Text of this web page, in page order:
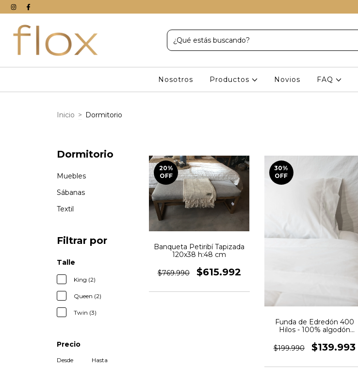
Nosotros Productos Novios FAQ
Inicio > Dormitorio
Dormitorio
Muebles
Sábanas
Textil
Filtrar por
Talle
King (2)
Queen (2)
Twin (3)
Precio
Desde Hasta
20%
OFF
Banqueta Petiribí Tapizada
120x38 h:48 cm
$769.990 $615.992
30%
OFF
Funda de Edredón 400
Hilos - 100% algodón
Blanco
$199.990 $139.993